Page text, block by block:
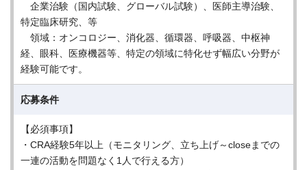
企業治験（国内試験、グローバル試験）、医師主導治験、
特定臨床研究、等
領域：オンコロジー、消化器、循環器、呼吸器、中枢神
経、眼科、医療機器等、特定の領域に特化せず幅広い分野が
経験可能です。
応募条件
【必須事項】
・CRA経験5年以上（モニタリング、立ち上げ～closeまでの
一連の活動を問題なく1人で行える方）